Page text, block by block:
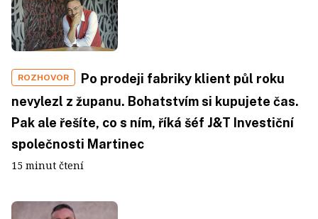
ROZHOVOR
Po prodeji fabriky klient půl roku
nevylezl z županu. Bohatstvím si kupujete čas.
Pak ale řešíte, co s ním, říká šéf J&T Investiční
společnosti Martinec
15 minut čtení